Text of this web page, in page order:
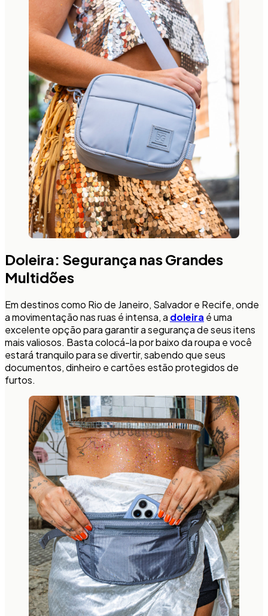
Doleira: Segurança nas Grandes
Multidões
Em destinos como Rio de Janeiro, Salvador e Recife, onde
a movimentação nas ruas é intensa, a doleira é uma
excelente opção para garantir a segurança de seus itens
mais valiosos. Basta colocá-la por baixo da roupa e você
estará tranquilo para se divertir, sabendo que seus
documentos, dinheiro e cartões estão protegidos de
furtos.